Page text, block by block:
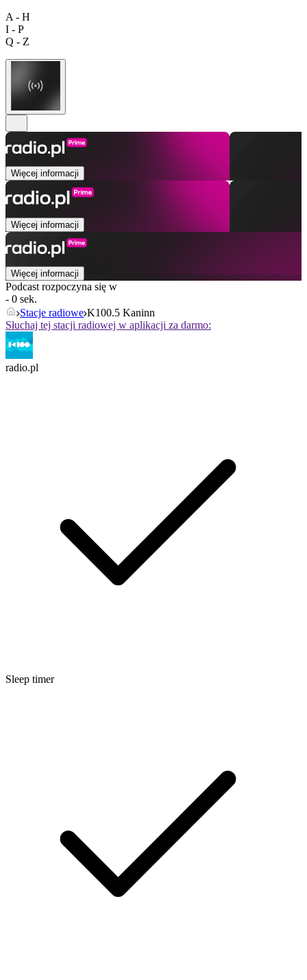
A - H
I - P
Q - Z
Więcej informacji
Więcej informacji
Więcej informacji
Podcast rozpoczyna się w
- 0 sek.
Stacje radiowe K100.5 Kaninn
Słuchaj tej stacji radiowej w aplikacji za darmo:
radio.pl
Sleep timer